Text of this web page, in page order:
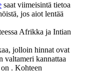
saat viimeisintä tietoa
jos aiot lentää
Afrikka ja Intian
jolloin hinnat ovat
valtameri kannattaa
. Kohteen